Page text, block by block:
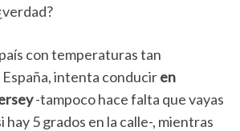
con temperaturas tan
intenta conduciren
-tampoco hace falta que vayas
hay 5 grados en la calle-, mientras